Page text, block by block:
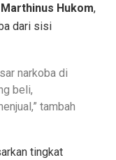
Hukom,
dari sisi
narkoba di
beli,
tambah
tingkat